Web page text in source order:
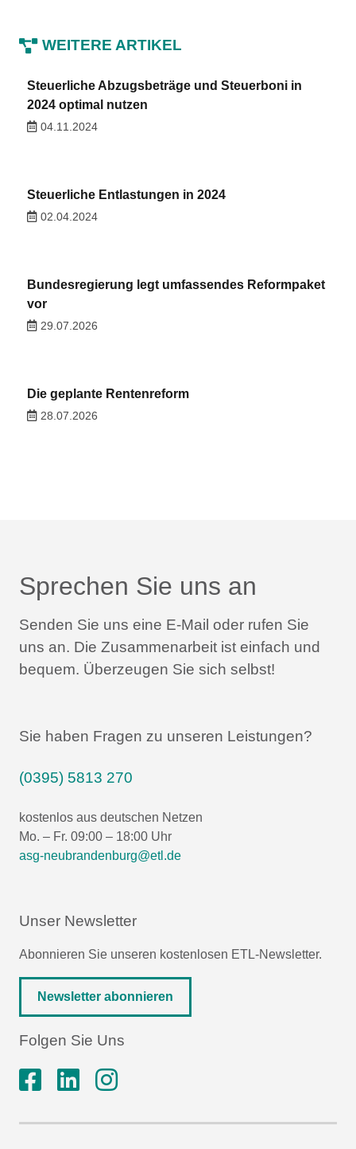
WEITERE ARTIKEL
Steuerliche Abzugsbeträge und Steuerboni in
2024 optimal nutzen
04.11.2024
Steuerliche Entlastungen in 2024
02.04.2024
Bundesregierung legt umfassendes Reformpaket
vor
29.07.2026
Die geplante Rentenreform
28.07.2026
Sprechen Sie uns an
Senden Sie uns eine E-Mail oder rufen Sie
uns an. Die Zusammenarbeit ist einfach und
bequem. Überzeugen Sie sich selbst!
Sie haben Fragen zu unseren Leistungen?
(0395) 5813 270
kostenlos aus deutschen Netzen
Mo. – Fr. 09:00 – 18:00 Uhr
asg-neubrandenburg@etl.de
Unser Newsletter
Abonnieren Sie unseren kostenlosen ETL-Newsletter.
Newsletter abonnieren
Folgen Sie Uns